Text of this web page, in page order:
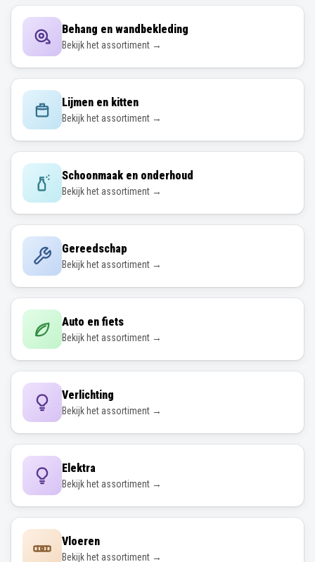
Behang en wandbekleding
Bekijk het assortiment →
Lijmen en kitten
Bekijk het assortiment →
Schoonmaak en onderhoud
Bekijk het assortiment →
Gereedschap
Bekijk het assortiment →
Auto en fiets
Bekijk het assortiment →
Verlichting
Bekijk het assortiment →
Elektra
Bekijk het assortiment →
Vloeren
Bekijk het assortiment →